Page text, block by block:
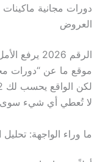
العروض
الرقم
لا تُعطي أي شيء سوى
ما وراء الواجهة: